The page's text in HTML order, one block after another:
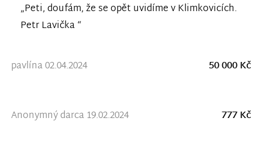
„Peti, doufám, že se opět uvidíme v Klimkovicích.
Petr Lavička “
pavlína 02.04.2024 50 000 Kč
Anonymný darca 19.02.2024 777 Kč